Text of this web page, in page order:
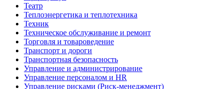
Театр
Теплоэнергетика и теплотехника
Техник
Техническое обслуживание и ремонт
Торговля и товароведение
Транспорт и дороги
Транспортная безопасность
Управление и администрирование
Управление персоналом и HR
Управление рисками (Риск-менеджмент)